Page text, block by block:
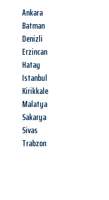
Ankara
Batman
Denizli
Erzincan
Hatay
Istanbul
Kirikkale
Malatya
Sakarya
Sivas
Trabzon